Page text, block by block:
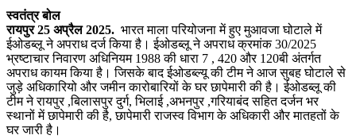
Share
स्वतंत्र बोल
रायपुर 25 अप्रैल 2025. भारत माला परियोजना में हुए मुआवजा घोटाले में
ईओडब्लू ने अपराध दर्ज किया है। ईओडब्लू ने अपराध क्रमांक 30/2025
भ्रष्टाचार निवारण अधिनियम 1988 की धारा 7 , 420 और 120बी अंतर्गत
अपराध कायम किया है। जिसके बाद ईओडब्ल्यू की टीम ने आज सुबह घोटाले से
जुड़े अधिकारियो और जमीन कारोबारियों के घर छापेमारी की है। ईओडब्लू की
टीम ने रायपुर ,बिलासपुर दुर्ग, भिलाई ,अभनपुर ,गरियाबंद सहित दर्जन भर
स्थानों में छापेमारी की है, छापेमारी राजस्व विभाग के अधिकारी और मातहतों के
घर जारी है।